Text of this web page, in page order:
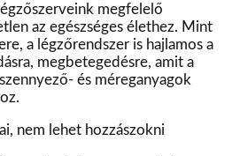
megfelelő
az egészséges élethez. Mint
a légzőrendszer is hajlamos a
megbetegedésre, amit a
és méreganyagok
nem lehet hozzászokni